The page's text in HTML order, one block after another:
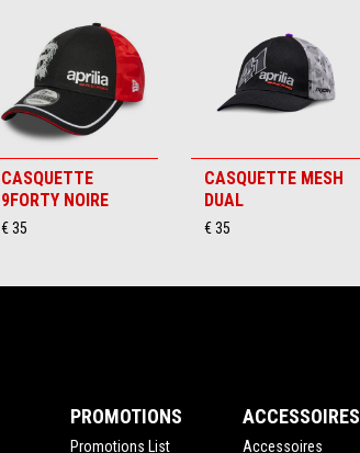
CASQUETTE
9FORTY NOIRE
€ 35
CASQUETTE MESH
DUAL
€ 35
PROMOTIONS
Promotions List
ACCESSOIRES
Accessoires